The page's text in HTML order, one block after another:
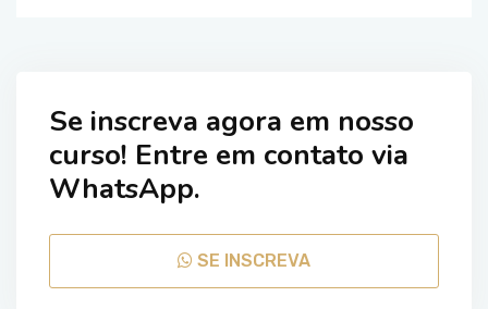
Se inscreva agora em nosso
curso! Entre em contato via
WhatsApp.
SE INSCREVA